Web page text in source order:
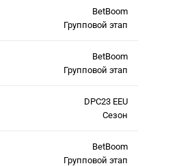
BetBoom
Групповой этап
BetBoom
Групповой этап
DPC23 EEU
Сезон
BetBoom
Групповой этап